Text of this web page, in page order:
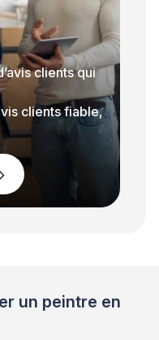
clients qui
clients fiable,
un peintre en